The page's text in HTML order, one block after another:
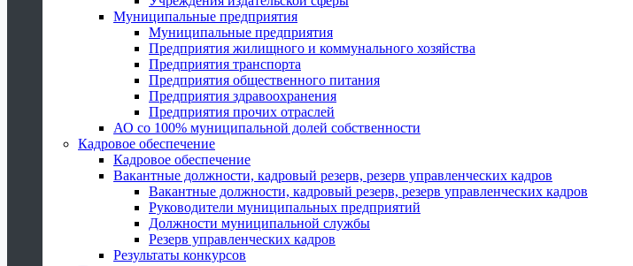
Муниципальные предприятия
Муниципальные предприятия
Предприятия жилищного и коммунального хозяйства
Предприятия транспорта
Предприятия общественного питания
Предприятия здравоохранения
Предприятия прочих отраслей
АО со 100% муниципальной долей собственности
Кадровое обеспечение
Кадровое обеспечение
Вакантные должности, кадровый резерв, резерв управленческих кадров
Вакантные должности, кадровый резерв, резерв управленческих кадров
Руководители муниципальных предприятий
Должности муниципальной службы
Резерв управленческих кадров
Результаты конкурсов